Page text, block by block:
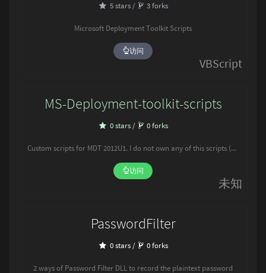
VBScript
5 stars / 3 forks
Microsoft Deployment Toolkit Scripts
访问
未知
MS-Deployment-toolkit-scripts
0 stars / 0 forks
Custom scripts for MDT 2012U1. I do not own any of this scripts (except for shares_backup.vbs, shares_restore.vbs, quotas_backup.vbs, quotas_restore.vbs), everything is belong to Microsoft. I've just changed some of them.
访问
PasswordFilter
0 stars / 0 forks
2 ways of Password Filter DLL to record the plaintext password